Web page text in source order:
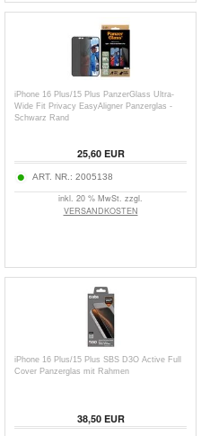
iPhone 16 Plus/15 Plus PanzerGlass Ultra-
Wide Fit Privacy EasyAligner Panzerglas -
Schwarz Rand
25,60EUR
ART. NR.: 2005138
inkl. 20 % MwSt. zzgl.
VERSANDKOSTEN
iPhone 16 Plus/15 Plus SBS D3O Active Full
Cover Panzerglas mit Rahmen
38,50EUR